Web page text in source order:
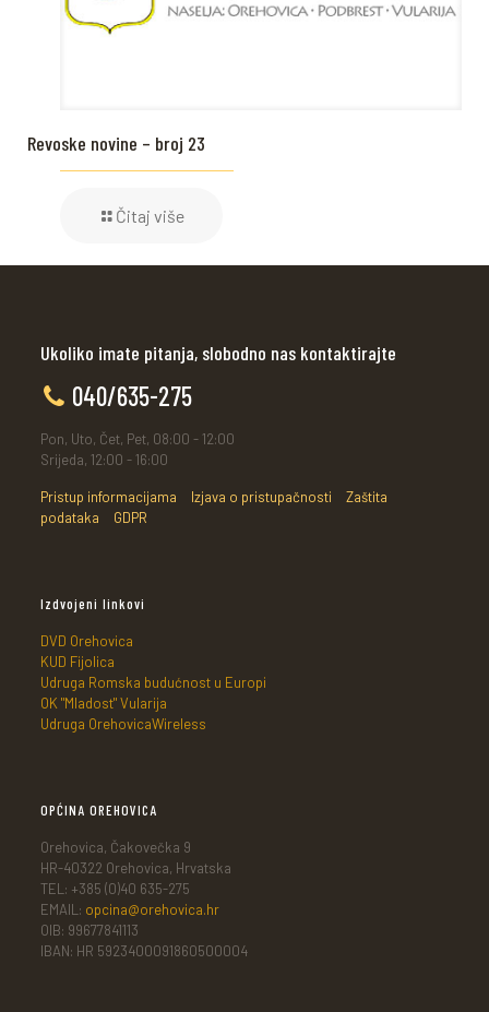
Revoske novine – broj 23
Čitaj više
Ukoliko imate pitanja, slobodno nas kontaktirajte
040/635-275
Pon, Uto, Čet, Pet, 08:00 - 12:00
Srijeda, 12:00 - 16:00
Pristup informacijama Izjava o pristupačnosti
Zaštita
podataka
GDPR
Izdvojeni linkovi
DVD Orehovica
KUD Fijolica
Udruga Romska budućnost u Europi
OK "Mladost" Vularija
Udruga OrehovicaWireless
OPĆINA OREHOVICA
Orehovica, Čakovečka 9
HR-40322 Orehovica, Hrvatska
TEL: +385 (0)40 635-275
EMAIL: opcina@orehovica.hr
OIB: 99677841113
IBAN: HR 5923400091860500004